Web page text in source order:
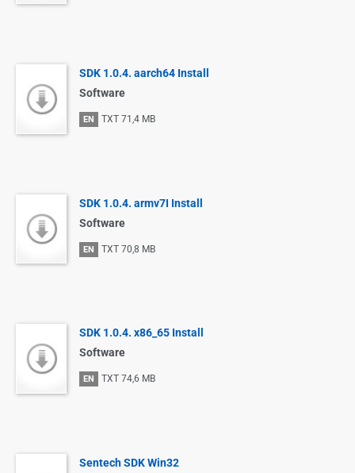
SDK 1.0.4. aarch64 Install
Software
EN TXT 71,4 MB
SDK 1.0.4. armv7I Install
Software
EN TXT 70,8 MB
SDK 1.0.4. x86_65 Install
Software
EN TXT 74,6 MB
Sentech SDK Win32